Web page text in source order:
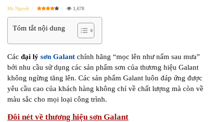
Ms Nguyệt 1,678
Tóm tắt nội dung
Các đại lý sơn Galant chính hãng “mọc lên như nấm sau mưa”
bởi nhu cầu sử dụng các sản phẩm sơn của thương hiệu Galant
không ngừng tăng lên. Các sản phẩm Galant luôn đáp ứng được
yêu cầu cao của khách hàng không chỉ về chất lượng mà còn về
màu sắc cho mọi loại công trình.
Đôi nét về thương hiệu sơn Galant